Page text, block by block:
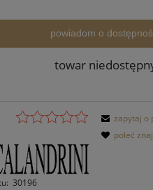
powiadom o
towar
30196
zapytaj o
poleć